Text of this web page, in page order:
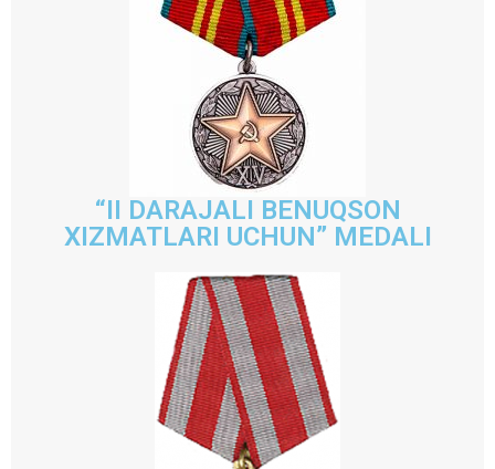
“II DARAJALI BENUQSON
XIZMATLARI UCHUN” MEDALI